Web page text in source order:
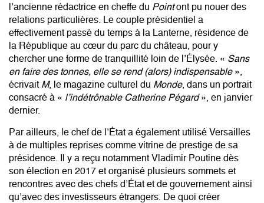
l’ancienne rédactrice en cheffe du Pointont pu nouer des
relations particulières. Le couple présidentiel a
effectivement passé du temps à la Lanterne, résidence de
la République au cœur du parc du château, pour y
chercher une forme de tranquillité loin de l’Élysée. « Sans
en faire des tonnes, elle se rend (alors) indispensable»,
écrivait M, le magazine culturel du Monde, dans un portrait
consacré à « l’indétrônable Catherine Pégard», en janvier
dernier.
Par ailleurs, le chef de l’État a également utilisé Versailles
à de multiples reprises comme vitrine de prestige de sa
présidence. Il y a reçu notamment Vladimir Poutine dès
son élection en 2017 et organisé plusieurs sommets et
rencontres avec des chefs d’État et de gouvernement ainsi
qu’avec des investisseurs étrangers. De quoi créer